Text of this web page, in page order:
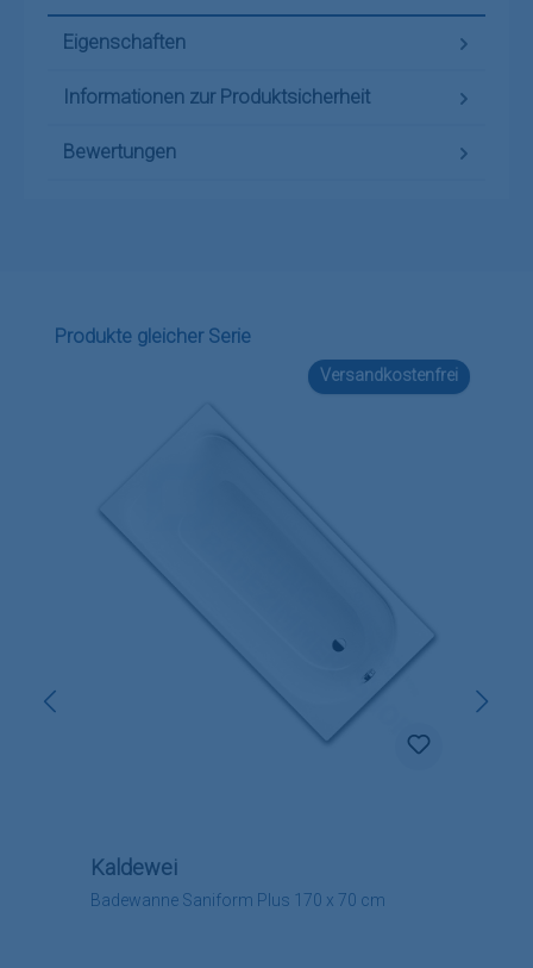
Eigenschaften
Informationen zur Produktsicherheit
Bewertungen
Produktgalerie überspringen
Produkte gleicher Serie
Versandkostenfrei
Badewanne Saniform Plus 170 x 70 cm
Kaldewei